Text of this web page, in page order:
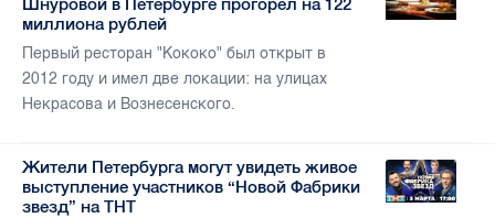
Шнуровой в Петербурге прогорел на 122
миллиона рублей
Первый ресторан "Кококо" был открыт в
2012 году и имел две локации: на улицах
Некрасова и Вознесенского.
Жители Петербурга могут увидеть живое
выступление участников “Новой Фабрики
звезд” на ТНТ